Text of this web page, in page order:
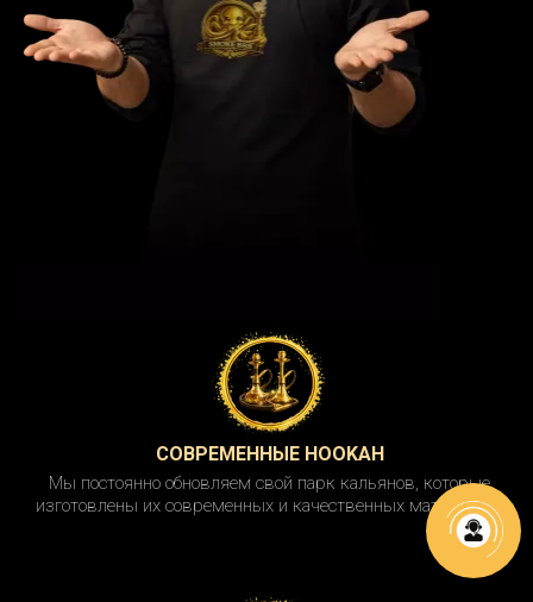
СОВРЕМЕННЫЕ HOOKAH
Мы постоянно обновляем свой парк кальянов, которые
изготовлены их современных и качественных материалов